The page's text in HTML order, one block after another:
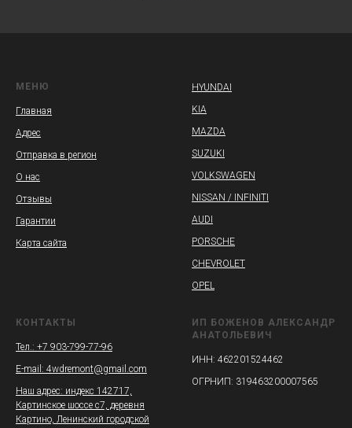
МЕНЮ
Главная
Адрес
Отправка в регион
О нас
Отзывы
Гарантии
Карта сайта
HYUNDAI
KIA
MAZDA
SUZUKI
VOLKSWAGEN
NISSAN / INFINITI
AUDI
PORSCHE
CHEVROLET
OPEL
КОНТАКТЫ
Тел.: +7 903-799-77-96
E-mail: 4wdremont@gmail.com
Наш адрес: индекс 142717,
Картинское шоссе с7, деревня
Картино, Ленинский городской
ИП БОЖЕНОВ АЛЕКСАНДР
АНАТОЛЬЕВИЧ
ИНН: 462201524462
ОГРНИП: 319463200007565